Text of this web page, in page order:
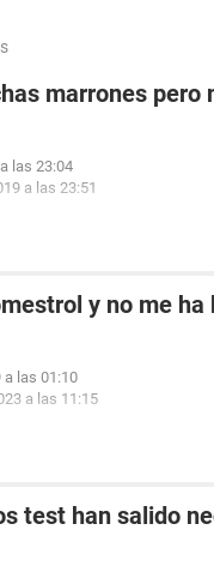
marrones pero
las 23:04
a las 23:51
y no me ha
a las 01:10
a las 11:15
test han salido